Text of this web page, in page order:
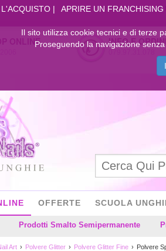
APRIRE UN FRANCHISING
ONLINE INFO E ORDINI
Prodotti Smalto Semipermanente
OFFERTE SCUOLA
Art Polvere Glitter Polvere Glitter Fine Polvere
Il sito utilizza cookie tecnici e di terze
Proseguendo la navigazione